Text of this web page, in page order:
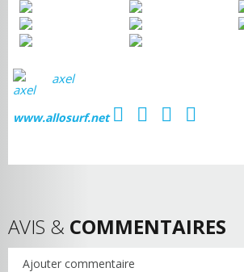
axel
www.allosurf.net
AVIS & COMMENTAIRES
Ajouter commentaire